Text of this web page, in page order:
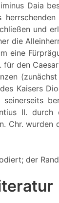
Daia
und
die
eine
den
Kaisers
II.
Chr. wurden
der